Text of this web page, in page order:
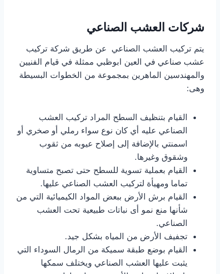
شركات العشب الصناعي
يتم تركيب العشب الصناعي عن طريق شركة تركيب
عشب صناعي في العين ابوظبي ممثلة في قيام الفنيين
والمهندسين الماهرين بمجموعة من الخطوات البسيطة
وهى:
القيام بتنظيف السطح المراد تركيب العشب
الصناعي عليه أي كان نوع سواء رملي أو صخري أو
اسمنتي بالإضافة إلى إصلاح عيوبه من ثقوب
وشقوق وغيرها.
القيام بعملية تسوية للسطح حتى تصبح متساوية
تماما ومهيأة لتركيب العشب الصناعي عليها.
القيام برش الأرض ببعض المواد الكيميائية التي من
شأنها منع نمو أى نباتات طبيعية تحت العشب
الصناعي.
تجفيف الأرض من المياه بشكل جيد.
القيام بوضع طبقة سميكة من الرمال السوداء التي
يثبت عليها العشب الصناعي ويختلف سمكها